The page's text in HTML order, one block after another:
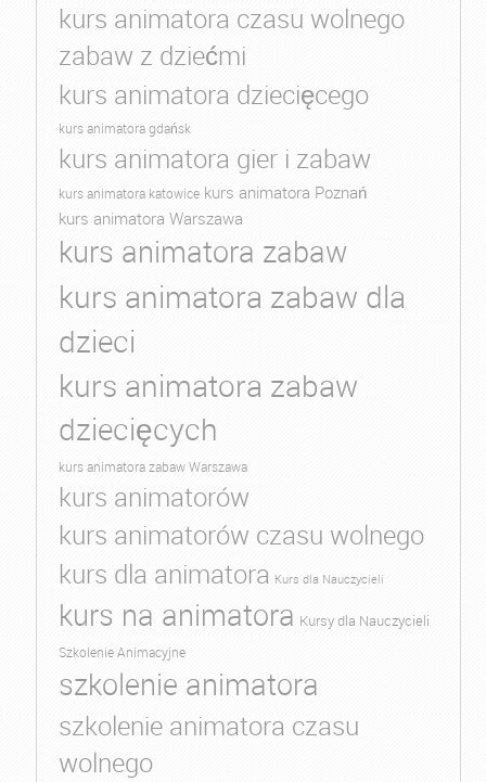
kurs animatora czasu wolnego
zabaw z dziećmi
kurs animatora dziecięcego
kurs animatora gdańsk
kurs animatora gier i zabaw
kurs animatora katowice kurs animatora Poznań
kurs animatora Warszawa
kurs animatora zabaw
kurs animatora zabaw dla
dzieci
kurs animatora zabaw
dziecięcych
kurs animatora zabaw Warszawa
kurs animatorów
kurs animatorów czasu wolnego
kurs dla animatora Kurs dla Nauczycieli
kurs na animatora Kursy dla Nauczycieli
Szkolenie Animacyjne
szkolenie animatora
szkolenie animatora czasu
wolnego